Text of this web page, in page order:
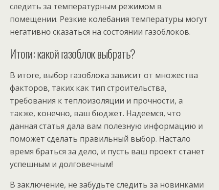
следить за температурным режимом в
помещении. Резкие колебания температуры могут
негативно сказаться на состоянии газоблоков.
Итоги: какой газоблок выбрать?
В итоге, выбор газоблока зависит от множества
факторов, таких как тип строительства,
требования к теплоизоляции и прочности, а
также, конечно, ваш бюджет. Надеемся, что
данная статья дала вам полезную информацию и
поможет сделать правильный выбор. Настало
время браться за дело, и пусть ваш проект станет
успешным и долговечным!
В заключение, не забудьте следить за новинками